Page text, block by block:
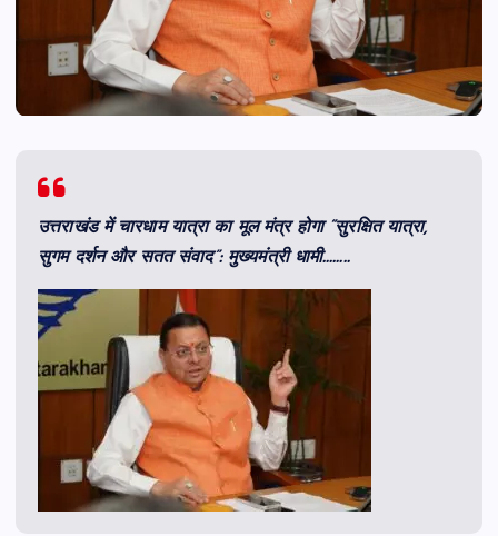
उत्तराखंड में चारधाम यात्रा का मूल मंत्र होगा “सुरक्षित यात्रा,
सुगम दर्शन और सतत संवाद”: मुख्यमंत्री धामी……..